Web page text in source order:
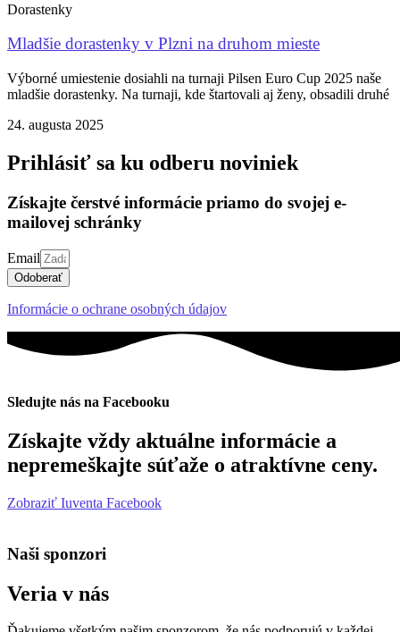
Dorastenky
Mladšie dorastenky v Plzni na druhom mieste
Výborné umiestenie dosiahli na turnaji Pilsen Euro Cup 2025 naše
mladšie dorastenky. Na turnaji, kde štartovali aj ženy, obsadili druhé
24. augusta 2025
Prihlásiť sa ku odberu noviniek
Získajte čerstvé informácie priamo do svojej e-
mailovej schránky
Email
Odoberať
Informácie o ochrane osobných údajov
Sledujte nás na Facebooku
Získajte vždy aktuálne informácie a
nepremeškajte súťaže o atraktívne ceny.
Zobraziť Iuventa Facebook
Naši sponzori
Veria v nás